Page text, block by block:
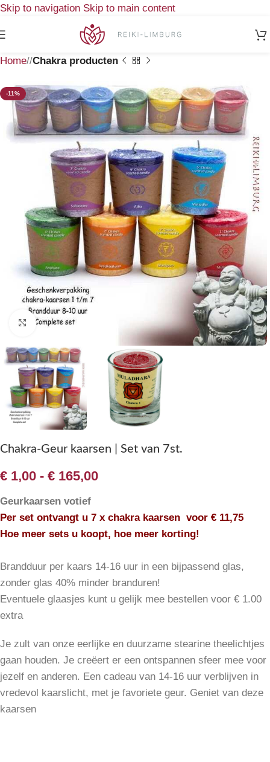
Skip to navigation Skip to main content
Home/ Chakra producten
-11%
Klik om te vergroten
Chakra-Geur kaarsen | Set van 7st.
€ 1,00 - € 165,00
Geurkaarsen votief
Per set ontvangt u 7 x chakra kaarsen voor € 11,75
Hoe meer sets u koopt, hoe meer korting!
Brandduur per kaars 14-16 uur in een bijpassend glas,
zonder glas 40% minder branduren!
Eventuele glaasjes kunt u gelijk mee bestellen voor € 1.00
extra
Je zult van onze eerlijke en duurzame stearine theelichtjes
gaan houden. Je creëert er een ontspannen sfeer mee voor
jezelf en anderen. Een cadeau van 14-16 uur verblijven in
vredevol kaarslicht, met je favoriete geur. Geniet van deze
kaarsen